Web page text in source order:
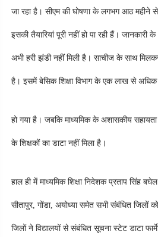
जा रहा है। सीएम की घोषणा के लगभग आठ महीने
इसकी तैयारियां पूरी नहीं हो पा रही हैं।
अभी हरी झंडी नहीं मिली है। साचीज के साथ
है। इसमें बेसिक शिक्षा विभाग के एक लाख से अधिक
हो गया है। जबकि माध्यमिक के अशासकीय
के शिक्षकों का डाटा नहीं मिला है।
हाल ही में माध्यमिक शिक्षा निदेशक प्रताप सिंह
सीतापुर, गोंडा, अयोध्या समेत सभी संबंधित जिलों
जिलों ने विद्यालयों से संबंधित सूचना स्टेट डाटा